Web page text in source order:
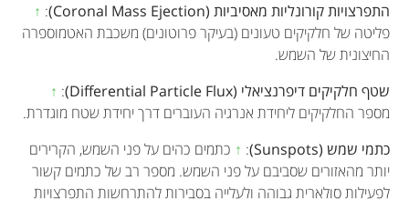
התפרצויות קורונליות מאסיביות (Coronal Mass Ejection)
:
↑
פליטה של חלקיקים טעונים (בעיקר פרוטונים) משכבת האטמוספרה
החיצונית של השמש.
שטף חלקיקים דיפרנציאלי (Differential Particle Flux)
:
↑
מספר החלקיקים ליחידת אנרגיה העוברים דרך יחידת שטח מוגדרת.
כתמי שמש (Sunspots)
:
↑ כתמים כהים על פני השמש, הקרירים
יותר מהאזורים שסביבם על פני השמש. מספר רב של כתמים קשור
לפעילות סולארית גבוהה ולעלייה בסבירות להתרחשות התפרצויות